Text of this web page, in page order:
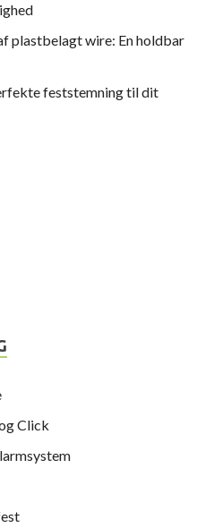
plastbelagt wire: En holdbar
feststemning til dit
Click